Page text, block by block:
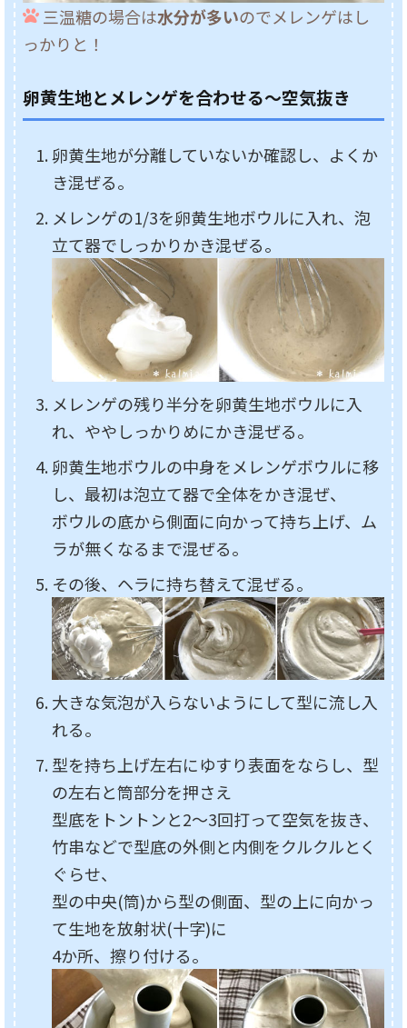
三温糖の場合は水分が多いのでメレンゲはし
っかりと！
卵黄生地とメレンゲを合わせる～空気抜き
卵黄生地が分離していないか確認し、よくか
き混ぜる。
メレンゲの1/3を卵黄生地ボウルに入れ、泡
立て器でしっかりかき混ぜる。
メレンゲの残り半分を卵黄生地ボウルに入
れ、ややしっかりめにかき混ぜる。
卵黄生地ボウルの中身をメレンゲボウルに移
し、最初は泡立て器で全体をかき混ぜ、
ボウルの底から側面に向かって持ち上げ、ム
ラが無くなるまで混ぜる。
その後、ヘラに持ち替えて混ぜる。
大きな気泡が入らないようにして型に流し入
れる。
型を持ち上げ左右にゆすり表面をならし、型
の左右と筒部分を押さえ
型底をトントンと2～3回打って空気を抜き、
竹串などで型底の外側と内側をクルクルとく
ぐらせ、
型の中央(筒)から型の側面、型の上に向かっ
て生地を放射状(十字)に
4か所、擦り付ける。